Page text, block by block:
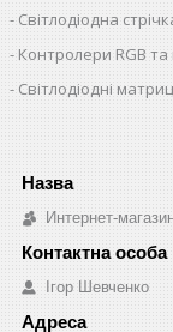
Світлодіодна
Контролери RGB та
Світлодіодні
Интернет-
Ігор Шевченко